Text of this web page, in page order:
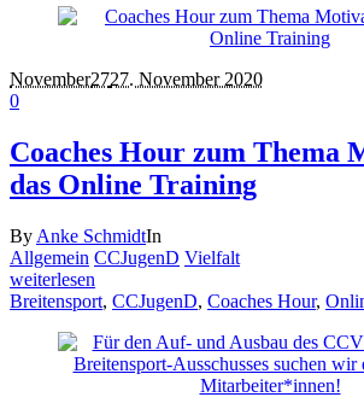
November2727. November 2020
0
Coaches Hour zum Thema
das Online Training
By Anke SchmidtIn
Allgemein CCJugenD Vielfalt
weiterlesen
Breitensport, CCJugenD, Coaches Hour,